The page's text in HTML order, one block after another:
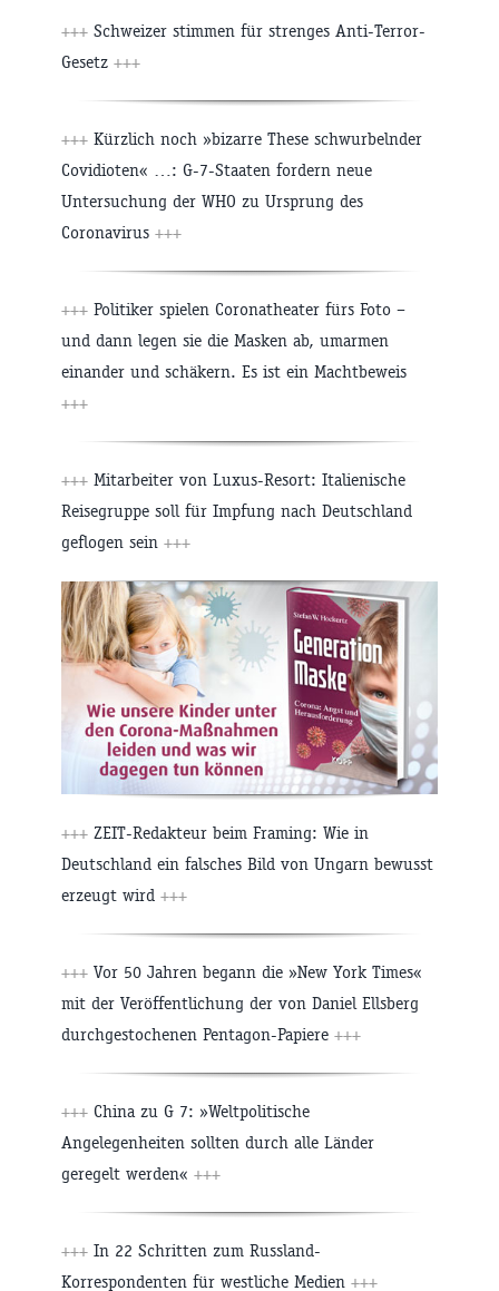
+++ Schweizer stimmen für strenges Anti-Terror-
Gesetz +++
+++ Kürzlich noch »bizarre These schwurbelnder
Covidioten« …: G-7-Staaten fordern neue
Untersuchung der WHO zu Ursprung des
Coronavirus +++
+++ Politiker spielen Coronatheater fürs Foto –
und dann legen sie die Masken ab, umarmen
einander und schäkern. Es ist ein Machtbeweis
+++
+++ Mitarbeiter von Luxus-Resort: Italienische
Reisegruppe soll für Impfung nach Deutschland
geflogen sein +++
+++ ZEIT-Redakteur beim Framing: Wie in
Deutschland ein falsches Bild von Ungarn bewusst
erzeugt wird +++
+++ Vor 50 Jahren begann die »New York Times«
mit der Veröffentlichung der von Daniel Ellsberg
durchgestochenen Pentagon-Papiere +++
+++ China zu G 7: »Weltpolitische
Angelegenheiten sollten durch alle Länder
geregelt werden« +++
+++ In 22 Schritten zum Russland-
Korrespondenten für westliche Medien +++